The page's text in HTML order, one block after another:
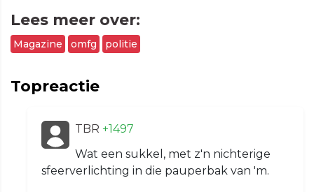
Lees meer over:
Magazine omfg politie
Topreactie
TBR +1497
Wat een sukkel, met z'n nichterige
sfeerverlichting in die pauperbak van 'm.